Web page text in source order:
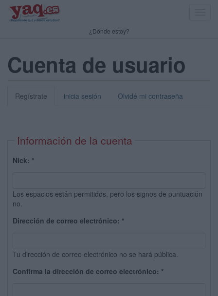
¿Dónde estoy?
Cuenta de usuario
Regístrate inicia sesión Olvidé mi contraseña
Información de la cuenta
Nick: *
Los espacios están permitidos, pero los signos de puntuación
no.
Dirección de correo electrónico: *
Tu dirección de correo electrónico no se hará pública.
Confirma la dirección de correo electrónico: *